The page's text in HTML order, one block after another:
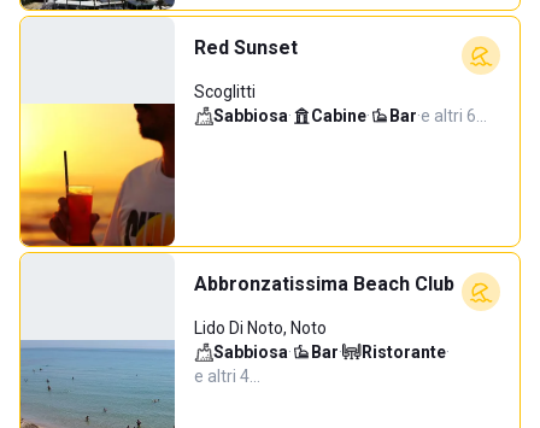
Red Sunset
Scoglitti
Sabbiosa· Cabine· Bar·e altri 6…
Abbronzatissima Beach Club
Lido Di Noto, Noto
Sabbiosa· Bar· Ristorante·
e altri 4…